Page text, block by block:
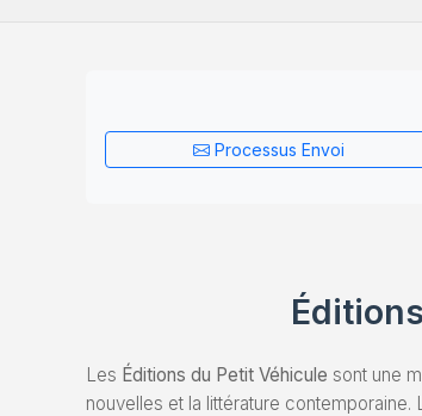
Processus Envoi
Les Éditions du Petit Véhicule sont une
nouvelles et la littérature